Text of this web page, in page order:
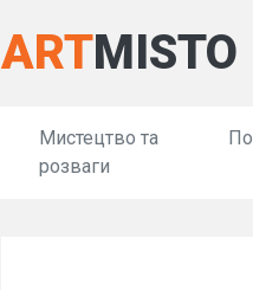
ARTMISTO
Мистецтво та
розваги